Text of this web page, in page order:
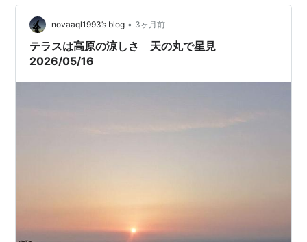
宇宙ステーション）の飛び入りまでありました。皆さ…
novaaql1993’s blog • 3ヶ月前
テラスは高原の涼しさ 天の丸で星見
2026/05/16